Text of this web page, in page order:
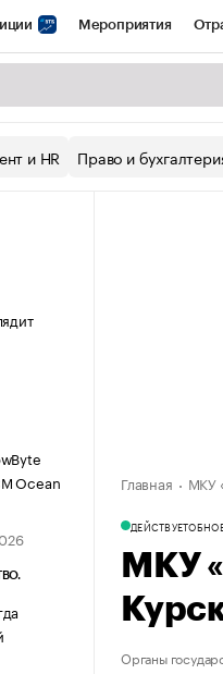
Мероприятия
СПб Спецпроекты
и HR Право и
Ocean
Главная МКУ
ДЕЙСТВУЕТ
МКУ
Органы